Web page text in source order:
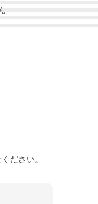
ださい。